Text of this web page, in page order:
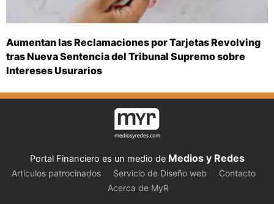
Aumentan las Reclamaciones por Tarjetas Revolving
tras Nueva Sentencia del Tribunal Supremo sobre
Intereses Usurarios
Portal Financiero es un medio de Medios y Redes
Artículos patrocinados Servicio de Diseño web
Contacto
Acerca de MyR